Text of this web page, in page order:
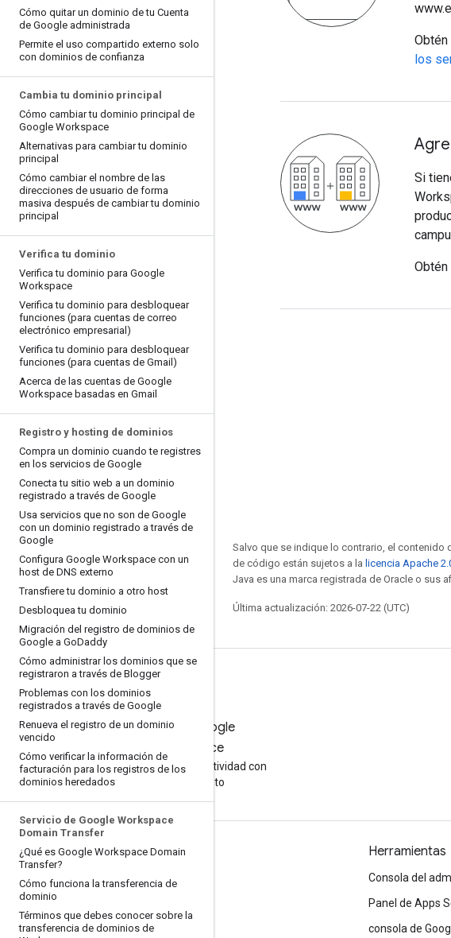
Cómo quitar un dominio de tu Cuenta
de Google administrada
Permite el uso compartido externo solo
con dominios de confianza
Cambia tu dominio principal
Cómo cambiar tu dominio principal de
Google Workspace
Alternativas para cambiar tu dominio
principal
Cómo cambiar el nombre de las
direcciones de usuario de forma
masiva después de cambiar tu dominio
principal
Verifica tu dominio
Verifica tu dominio para Google
Workspace
Verifica tu dominio para desbloquear
funciones (para cuentas de correo
electrónico empresarial)
Verifica tu dominio para desbloquear
funciones (para cuentas de Gmail)
Acerca de las cuentas de Google
Workspace basadas en Gmail
Registro y hosting de dominios
Compra un dominio cuando te registres
en los servicios de Google
Conecta tu sitio web a un dominio
registrado a través de Google
Usa servicios que no son de Google
con un dominio registrado a través de
Google
Configura Google Workspace con un
host de DNS externo
Transfiere tu dominio a otro host
Desbloquea tu dominio
Migración del registro de dominios de
Google a GoDaddy
Cómo administrar los dominios que se
registraron a través de Blogger
Problemas con los dominios
registrados a través de Google
Renueva el registro de un dominio
vencido
Cómo verificar la información de
facturación para los registros de los
dominios heredados
Servicio de Google Workspace
Domain Transfer
¿Qué es Google Workspace Domain
Transfer?
Cómo funciona la transferencia de
dominio
Términos que debes conocer sobre la
transferencia de dominios de
los
Si
Salvo que se indique lo contrario, el contenido
de código están sujetos a la licencia Apache
Java es una marca registrada de Oracle o sus
Última actualización: 2026-07-22 (UTC)
Prueba Google
Workspace
Aumenta tu productividad con
la IA sin costo
Documentación y capacitación
Centros de ayuda
Guías para desarrolladores
Centro de aprendizaje
Herramientas
Consola del
Panel de Apps
consola de